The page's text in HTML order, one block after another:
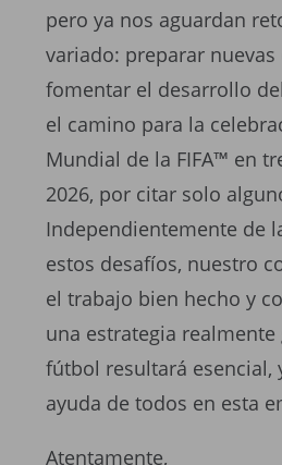
pero ya nos aguardan
variado: preparar
fomentar el desarrollo
el camino para la
Mundial de la FIFA™ en
2026, por citar solo
Independientemente de
estos desafíos, nuestro
el trabajo bien hecho y
una estrategia realmente
fútbol resultará esencial,
ayuda de todos en esta
Atentamente,